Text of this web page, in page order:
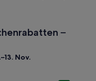
–
Nov.
- 19km nach Berlin
Last